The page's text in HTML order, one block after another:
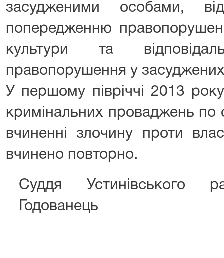
засудженими особами,
попередженню
культури та
правопорушення у засуджених
У першому півріччі 2013
кримінальних проваджень по
вчиненні злочину проти
вчинено повторно.
Суддя Устинівського
Годованець